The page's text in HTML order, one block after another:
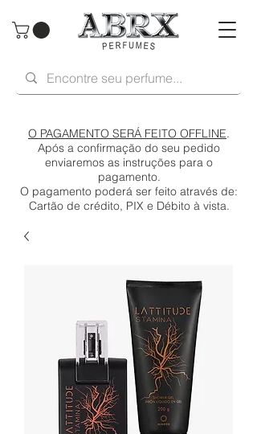
O PAGAMENTO SERÁ FEITO OFFLINE.
Após a confirmação do seu pedido
enviaremos as instruções para o
pagamento.
O pagamento poderá ser feito através de:
Cartão de crédito, PIX e Débito à vista.